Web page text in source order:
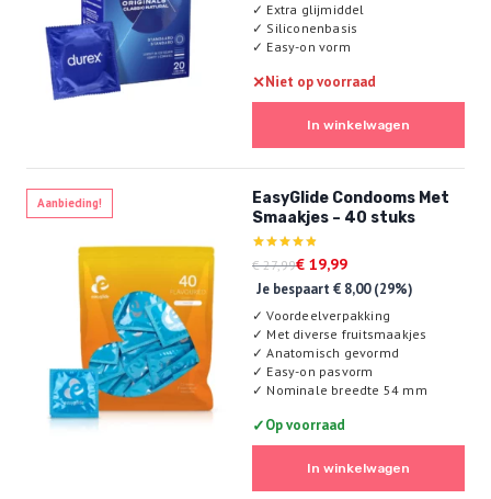
✓ Extra glijmiddel
✓ Siliconenbasis
✓ Easy-on vorm
✕Niet op voorraad
In winkelwagen
Aanbieding!
EasyGlide Condooms Met
Smaakjes – 40 stuks
Gewaardeerd
4.86
uit 5
€27,99
Oorspronkelijke
prijs
€ 27,99.
€ 19,99
Huidige
prijs
€ 19,99.
Je bespaart € 8,00(29%)
✓ Voordeelverpakking
✓ Met diverse fruitsmaakjes
✓ Anatomisch gevormd
✓ Easy-on pasvorm
✓ Nominale breedte 54 mm
✓Op voorraad
In winkelwagen